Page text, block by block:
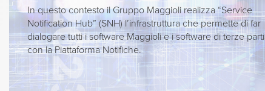
In questo contesto il Gruppo Maggioli realizza “Service
Notification Hub” (SNH) l’infrastruttura che permette di far
dialogare tutti i software Maggioli e i software di terze parti
con la Piattaforma Notifiche.